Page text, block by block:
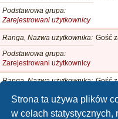
Strona ta używa plików
w celach statystycznych,
Podstawowa grupa
Zarejestrowani użytkownicy
Ranga, Nazwa użytkownika Gość
Podstawowa grupa
Zarejestrowani użytkownicy
Ranga, Nazwa użytkownika Gość
Podstawowa grupa
Zarejestrowani użytkownicy